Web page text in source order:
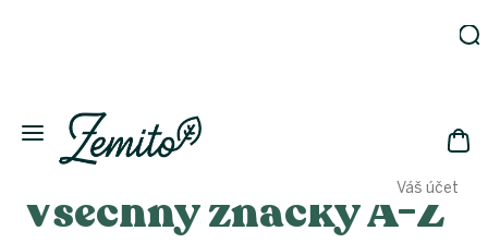
Váš účet
Eko
domácnost
Kosmetika
Všechny značky A-Z